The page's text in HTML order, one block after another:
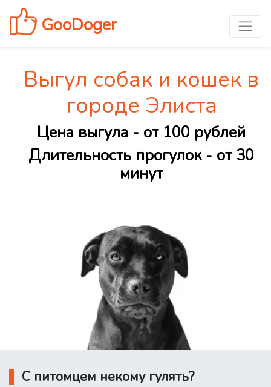
GooDoger
Выгул собак и кошек в
городе Элиста
Цена выгула - от 100 рублей
Длительность прогулок - от 30
минут
С питомцем некому гулять?